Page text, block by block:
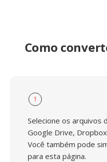
Como
1
Selecione os arquivos
Google Drive,
Você também pode
para esta página.